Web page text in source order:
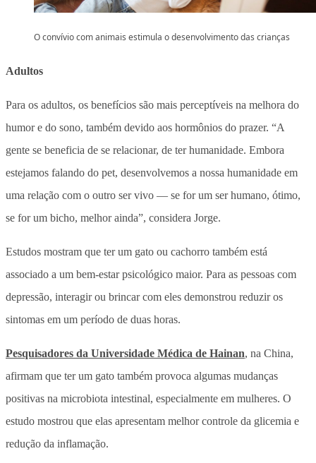
O convívio com animais estimula o desenvolvimento das crianças
Adultos
Para os adultos, os benefícios são mais perceptíveis na melhora do
humor e do sono, também devido aos hormônios do prazer. “A
gente se beneficia de se relacionar, de ter humanidade. Embora
estejamos falando do pet, desenvolvemos a nossa humanidade em
uma relação com o outro ser vivo — se for um ser humano, ótimo,
se for um bicho, melhor ainda”, considera Jorge.
Estudos mostram que ter um gato ou cachorro também está
associado a um bem-estar psicológico maior. Para as pessoas com
depressão, interagir ou brincar com eles demonstrou reduzir os
sintomas em um período de duas horas.
Pesquisadores da Universidade Médica de Hainan, na China,
afirmam que ter um gato também provoca algumas mudanças
positivas na microbiota intestinal, especialmente em mulheres. O
estudo mostrou que elas apresentam melhor controle da glicemia e
redução da inflamação.